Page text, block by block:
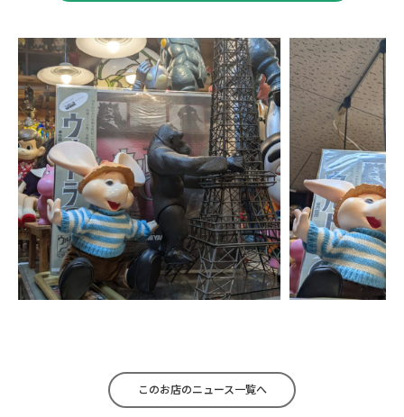
このお店のニュース一覧へ